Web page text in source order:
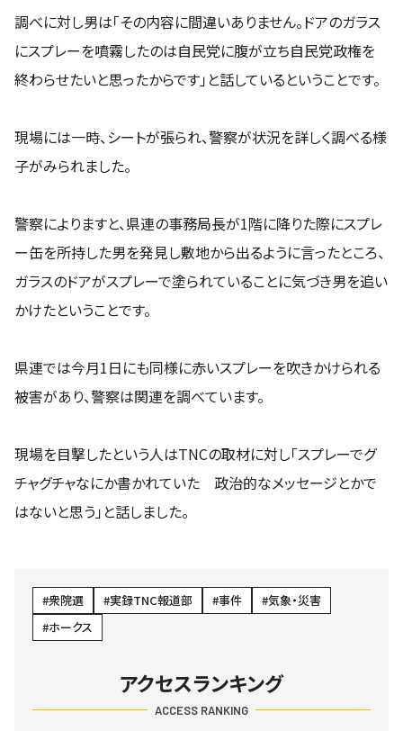
調べに対し男は「その内容に間違いありません。ドアのガラス
にスプレーを噴霧したのは自民党に腹が立ち自民党政権を
終わらせたいと思ったからです」と話しているということです。
現場には一時、シートが張られ、警察が状況を詳しく調べる様
子がみられました。
警察によりますと、県連の事務局長が1階に降りた際にスプレ
ー缶を所持した男を発見し敷地から出るように言ったところ、
ガラスのドアがスプレーで塗られていることに気づき男を追い
かけたということです。
県連では今月1日にも同様に赤いスプレーを吹きかけられる
被害があり、警察は関連を調べています。
現場を目撃したという人はTNCの取材に対し「スプレーでグ
チャグチャなにか書かれていた 政治的なメッセージとかで
はないと思う」と話しました。
衆院選 実録TNC報道部 事件
気象・災害
ホークス
アクセスランキング
ACCESS RANKING